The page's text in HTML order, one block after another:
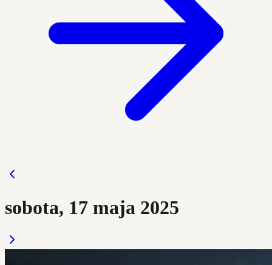
sobota, 17 maja 2025